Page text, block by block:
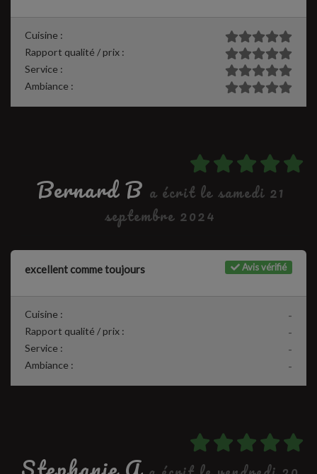
Cuisine :
Rapport qualité / prix :
Service :
Ambiance :
Bernard B a écrit le samedi 21
septembre 2024
Avis vérifié
excellent comme toujours
-
Cuisine :
-
Rapport qualité / prix :
-
Service :
-
Ambiance :